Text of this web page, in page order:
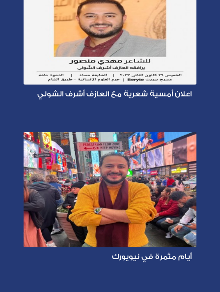
اعلان أمسية شعرية مع العازف أشرف الشولي
أيام مثمرة في نيويورك